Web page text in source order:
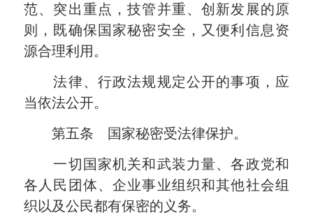
范、突出重点，技管并重、创新发展的原
则，既确保国家秘密安全，又便利信息资
源合理利用。
法律、行政法规规定公开的事项，应
当依法公开。
第五条 国家秘密受法律保护。
一切国家机关和武装力量、各政党和
各人民团体、企业事业组织和其他社会组
织以及公民都有保密的义务。